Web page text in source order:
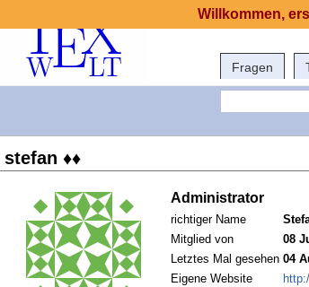
Fragen
stefan ♦♦
Administrator
richtiger Name
Mitglied von
08
Letztes Mal gesehen 04
Eigene Website
Willkommen,